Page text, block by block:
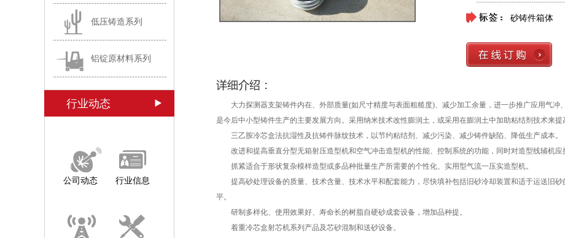
低压铸造系列
铝锭原材料系列
行业动态
公司动态 行业信息
砂铸件箱体
大力探测器支架铸件内在、外部质量(如尺寸精度与表面粗糙度)、减少加工余量，进一步推广应用气
是今后中小型铸件生产的主要发展方向。采用纳米技术改性膨润土，或采用在膨润土中加助粘结剂技术来提
三乙胺冷芯盒法抗湿性及抗铸件脉纹技术，以节约粘结剂、减少污染、减少铸件缺陷、降低生产成本。
改进和提高垂直分型无箱射压造型机和空气冲击造型机的性能、控制系统的功能，同时对造型线辅机应
抓紧适合于形状复杂模样造型或多品种批量生产所需要的个性化、实用型气流一压实造型机。
提高砂处理设备的质量、技术含量、技术水平和配套能力，尽快填补包括旧砂冷却装置和适于运送旧砂
平。
研制多样化、使用效果好、寿命长的树脂自硬砂成套设备，增加品种提。
着重冷芯盒射芯机系列产品及芯砂混制和送砂设备。